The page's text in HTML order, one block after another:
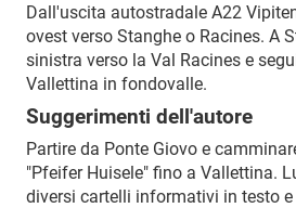
Dall'uscita autostradale A22
ovest verso Stanghe o Racines. A
sinistra verso la Val Racines e
Vallettina in fondovalle.
Suggerimenti dell'autore
Partire da Ponte Giovo e
"Pfeifer Huisele" fino a Vallettina.
diversi cartelli informativi in testo